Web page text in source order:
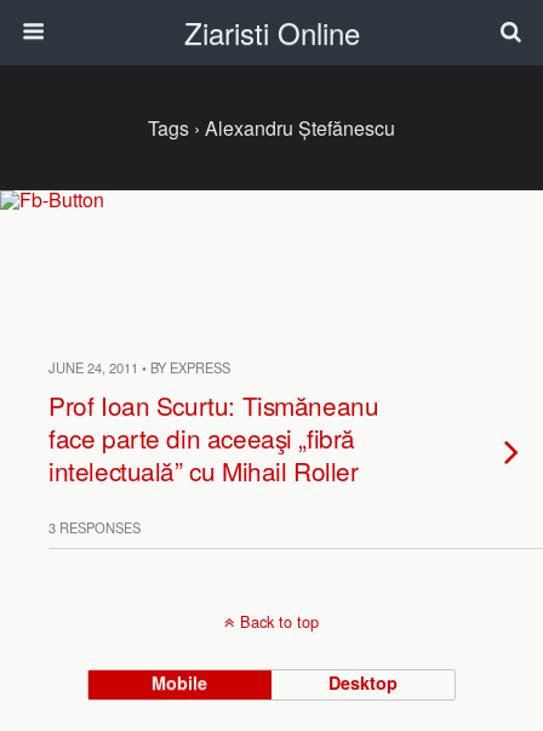
Ziaristi Online
Tags › Alexandru Ștefănescu
JUNE 24, 2011 • BY EXPRESS
Prof Ioan Scurtu: Tismăneanu
face parte din aceeaşi „fibră
intelectuală” cu Mihail Roller
3 RESPONSES
Back to top
Mobile Desktop